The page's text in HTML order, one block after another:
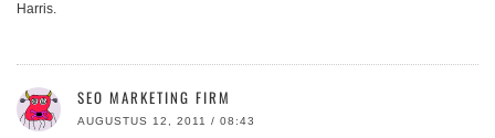
Harris.
SEO MARKETING FIRM
AUGUSTUS 12, 2011 / 08:43